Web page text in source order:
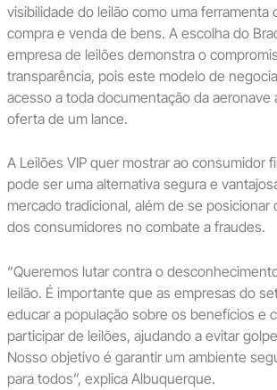
visibilidade do leilão como uma ferramenta
compra e venda de bens. A escolha do
empresa de leilões demonstra o
transparência, pois este modelo de
acesso a toda documentação da aeronave
oferta de um lance.
A Leilões VIP quer mostrar ao consumidor
pode ser uma alternativa segura e
mercado tradicional, além de se posicionar
dos consumidores no combate a fraudes.
“Queremos lutar contra o
leilão. É importante que as empresas do
educar a população sobre os benefícios e
participar de leilões, ajudando a evitar
Nosso objetivo é garantir um ambiente
para todos”, explica Albuquerque.